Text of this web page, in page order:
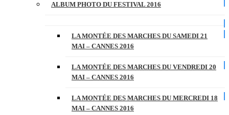
ALBUM PHOTO DU FESTIVAL 2016
LA MONTÉE DES MARCHES DU SAMEDI 21
MAI – CANNES 2016
LA MONTÉE DES MARCHES DU VENDREDI 20
MAI – CANNES 2016
LA MONTÉE DES MARCHES DU MERCREDI 18
MAI – CANNES 2016